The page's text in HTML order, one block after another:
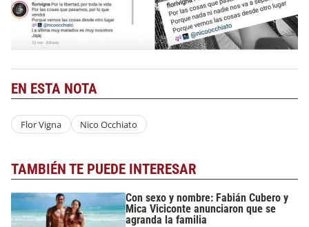
EN ESTA NOTA
Flor Vigna Nico Occhiato
TAMBIÉN TE PUEDE INTERESAR
Con sexo y nombre: Fabián Cubero y
Mica Viciconte anunciaron que se
agranda la familia